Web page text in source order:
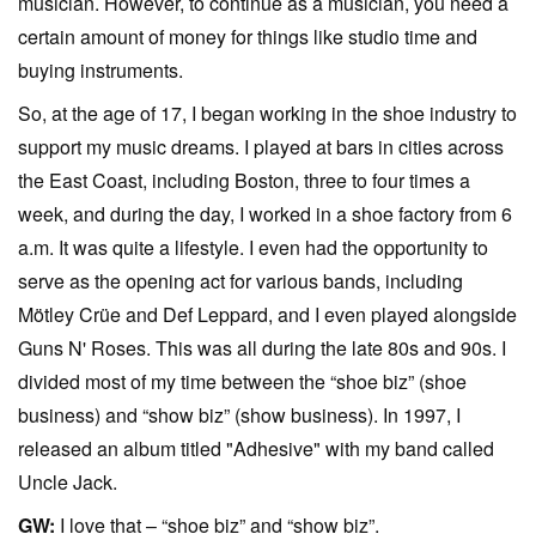
certain amount of money for things like studio time and
buying instruments.
So, at the age of 17, I began working in the shoe industry to
support my music dreams. I played at bars in cities across
the East Coast, including Boston, three to four times a
week, and during the day, I worked in a shoe factory from 6
a.m. It was quite a lifestyle. I even had the opportunity to
serve as the opening act for various bands, including
Mötley Crüe and Def Leppard, and I even played alongside
Guns N' Roses. This was all during the late 80s and 90s. I
divided most of my time between the “shoe biz” (shoe
business) and “show biz” (show business). In 1997, I
released an album titled "Adhesive" with my band called
Uncle Jack.
GW: I love that – “shoe biz” and “show biz”.